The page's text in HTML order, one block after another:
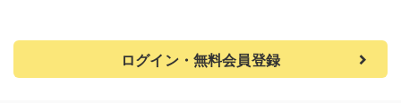
ログイン・無料会員登録